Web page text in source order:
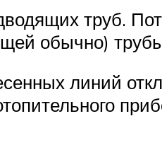
труб.
обычно)
линий